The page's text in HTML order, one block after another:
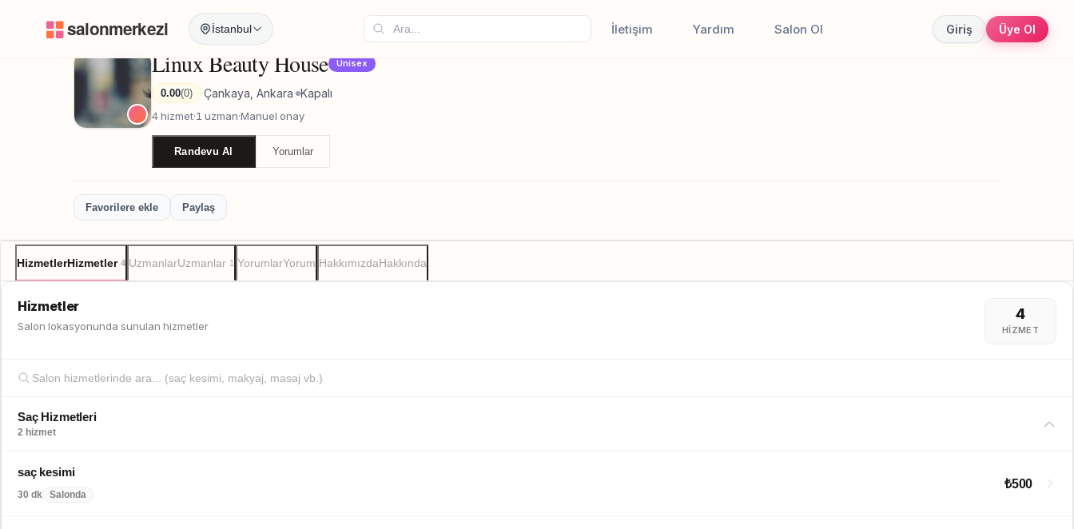
İstanbul İletişim Yardım Salon Ol Giriş Üye Ol
Linux Beauty House
Linux Beauty House Unisex
0.00(0) ·Çankaya, Ankara· Kapalı
4 hizmet·1 uzman·Manuel onay
Randevu Al Yorumlar
Favorilere ekle Paylaş
HizmetlerHizmetler 4 UzmanlarUzmanlar 1 YorumlarYorum HakkımızdaHakkında
Hizmetler
Salon lokasyonunda sunulan hizmetler
4
HIZMET
Saç Hizmetleri
2 hizmet
saç kesimi
30 dk Salonda
₺500